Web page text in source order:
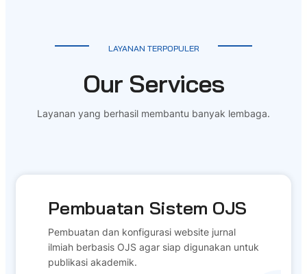
LAYANAN TERPOPULER
Our Services
Layanan yang berhasil membantu banyak lembaga.
Pembuatan Sistem OJS
Pembuatan dan konfigurasi website jurnal
ilmiah berbasis OJS agar siap digunakan untuk
publikasi akademik.